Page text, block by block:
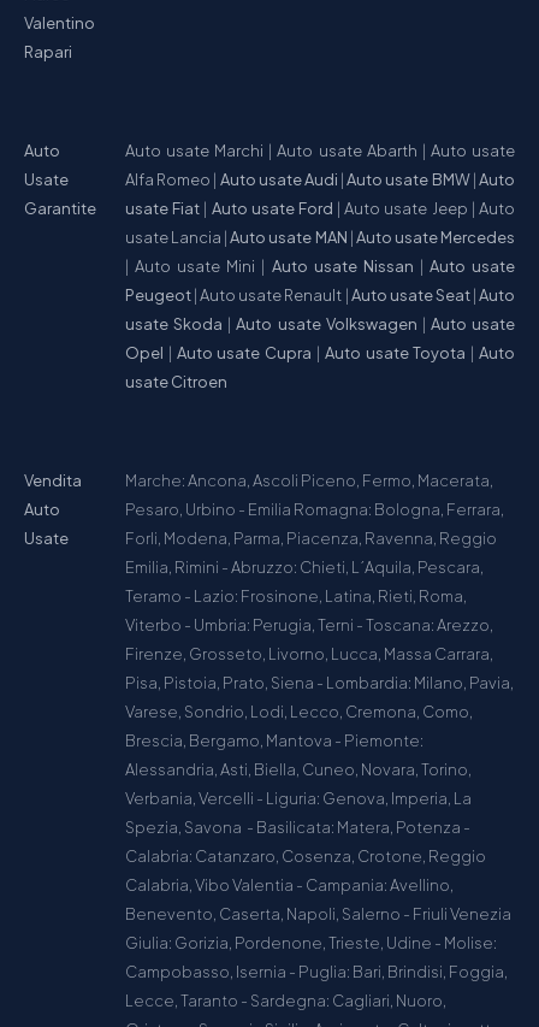
Valentino
Rapari
Auto
Usate
Garantite
Auto usate Marchi |Auto usate Abarth | Auto usate
Alfa Romeo | Auto usate Audi |Auto usate BMW|Auto
usate Fiat | Auto usate Ford |Auto usate Jeep |Auto
usate Lancia |Auto usate MAN |Auto usate Mercedes
|Auto usate Mini | Auto usate Nissan | Auto usate
Peugeot|Auto usate Renault |Auto usate Seat|Auto
usate Skoda |Auto usate Volkswagen | Auto usate
Opel | Auto usate Cupra | Auto usate Toyota |Auto
usate Citroen
Vendita
Auto
Usate
Marche: Ancona, Ascoli Piceno, Fermo, Macerata,
Pesaro, Urbino - Emilia Romagna: Bologna, Ferrara,
Forli, Modena, Parma, Piacenza, Ravenna, Reggio
Emilia, Rimini - Abruzzo: Chieti, L´Aquila, Pescara,
Teramo - Lazio: Frosinone, Latina, Rieti, Roma,
Viterbo - Umbria: Perugia, Terni - Toscana: Arezzo,
Firenze, Grosseto, Livorno, Lucca, Massa Carrara,
Pisa, Pistoia, Prato, Siena - Lombardia: Milano, Pavia,
Varese, Sondrio, Lodi, Lecco, Cremona, Como,
Brescia, Bergamo, Mantova - Piemonte:
Alessandria, Asti, Biella, Cuneo, Novara, Torino,
Verbania, Vercelli - Liguria: Genova, Imperia, La
Spezia, Savona - Basilicata: Matera, Potenza -
Calabria: Catanzaro, Cosenza, Crotone, Reggio
Calabria, Vibo Valentia - Campania: Avellino,
Benevento, Caserta, Napoli, Salerno - Friuli Venezia
Giulia: Gorizia, Pordenone, Trieste, Udine - Molise:
Campobasso, Isernia - Puglia: Bari, Brindisi, Foggia,
Lecce, Taranto - Sardegna: Cagliari, Nuoro,